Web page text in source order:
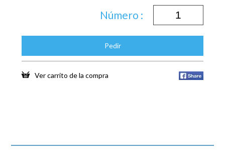
Número :
Pedir
Ver carrito de la compra